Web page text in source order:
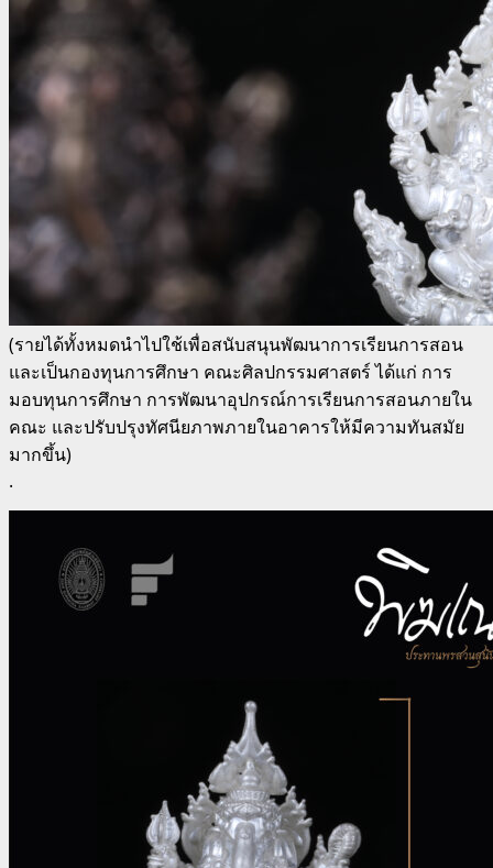
(รายได้ทั้งหมดนำไปใช้เพื่อสนับสนุนพัฒนาการเรียนการสอน
และเป็นกองทุนการศึกษา คณะศิลปกรรมศาสตร์ ได้แก่ การ
มอบทุนการศึกษา การพัฒนาอุปกรณ์การเรียนการสอนภายใน
คณะ และปรับปรุงทัศนียภาพภายในอาคารให้มีความทันสมัย
มากขึ้น)
.